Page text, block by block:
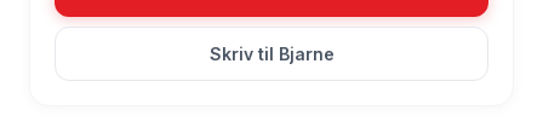
Skriv til Bjarne